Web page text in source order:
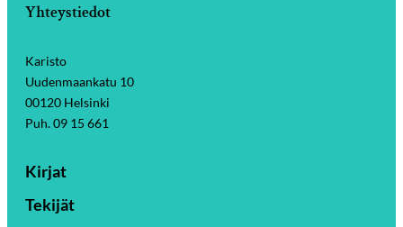
Yhteystiedot
Karisto
Uudenmaankatu 10
00120 Helsinki
Puh. 09 15 661
Kirjat
Tekijät